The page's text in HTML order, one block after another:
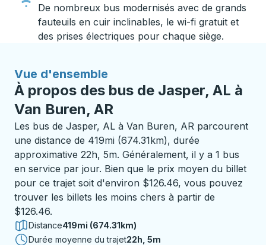
De nombreux bus modernisés avec de grands
fauteuils en cuir inclinables, le wi-fi gratuit et
des prises électriques pour chaque siège.
Vue d'ensemble
À propos des bus de Jasper, AL à
Van Buren, AR
Les bus de Jasper, AL à Van Buren, AR parcourent
une distance de 419mi (674.31km), durée
approximative 22h, 5m. Généralement, il y a 1 bus
en service par jour. Bien que le prix moyen du billet
pour ce trajet soit d'environ $126.46, vous pouvez
trouver les billets les moins chers à partir de
$126.46.
Distance419mi (674.31km)
Durée moyenne du trajet22 heures 5 minutes
22h, 5m